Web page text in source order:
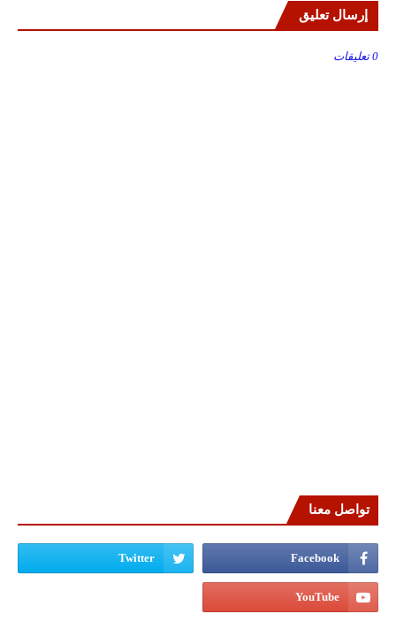
إرسال تعليق
0 تعليقات
تواصل معنا